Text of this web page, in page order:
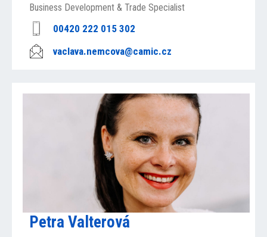
Business Development & Trade Specialist
00420 222 015 302
vaclava.nemcova@camic.cz
Petra Valterová